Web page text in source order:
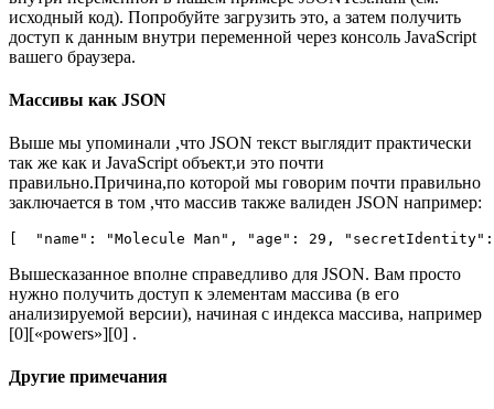
исходный код). Попробуйте загрузить это, а затем получить
доступ к данным внутри переменной через консоль JavaScript
вашего браузера.
Массивы как JSON
Выше мы упоминали ,что JSON текст выглядит практически
так же как и JavaScript объект,и это почти
правильно.Причина,по которой мы говорим почти правильно
заключается в том ,что массив также валиден JSON например:
"name" : "Molecule Man" , "age" : 29 , "secretIdentity" :
Вышесказанное вполне справедливо для JSON. Вам просто
нужно получить доступ к элементам массива (в его
анализируемой версии), начиная с индекса массива, например
[0][«powers»][0] .
Другие примечания